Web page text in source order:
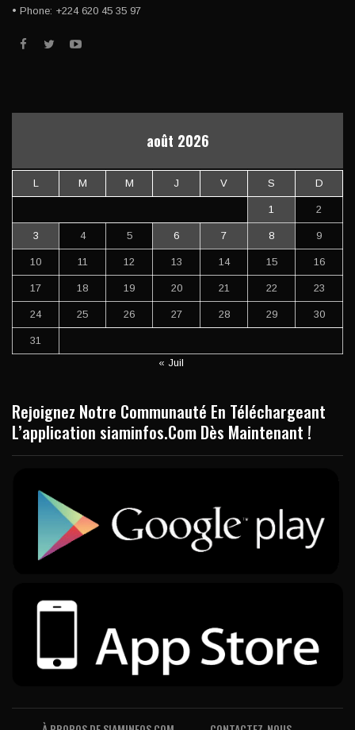
• Phone: +224 620 45 35 97
août 2026
L M M J V S D
1 2
3 4 5 6 7 8 9
10 11 12 13 14 15 16
17 18 19 20 21 22 23
24 25 26 27 28 29 30
31
« Juil
Rejoignez Notre Communauté En Téléchargeant
L’application siaminfos.Com Dès Maintenant !